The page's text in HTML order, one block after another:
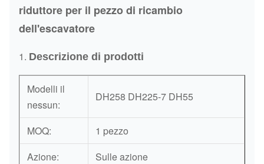
riduttore per il pezzo di ricambio
dell'escavatore
1. Descrizione di prodotti
Modelli il
nessun:
DH258 DH225-7 DH55
MOQ:
1 pezzo
Azione:
Sulle azione